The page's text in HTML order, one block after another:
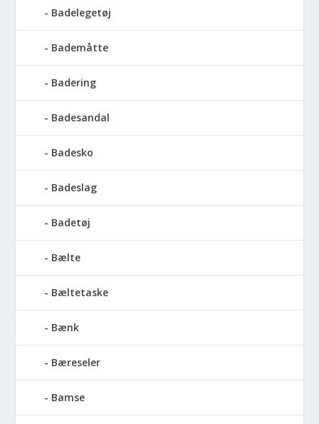
Badelegetøj
Bademåtte
Badering
Badesandal
Badesko
Badeslag
Badetøj
Bælte
Bæltetaske
Bænk
Bæreseler
Bamse